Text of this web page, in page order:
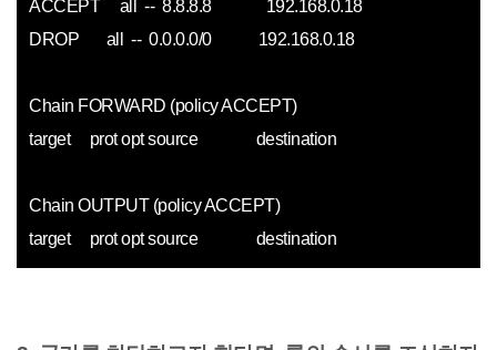
ACCEPT all -- 8.8.8.8 192.168.0.18
DROP all -- 0.0.0.0/0 192.168.0.18
Chain FORWARD (policy ACCEPT)
target prot opt source destination
Chain OUTPUT (policy ACCEPT)
target prot opt source destination